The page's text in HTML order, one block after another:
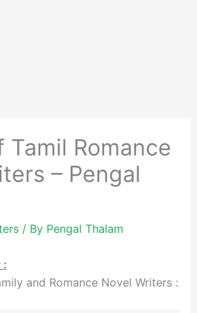
Tamil Romance
– Pengal
/ By Pengal Thalam
:
and Romance Novel Writers :